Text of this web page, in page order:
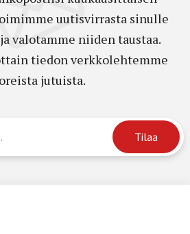
uutisvirrasta sinulle
valotamme niiden taustaa.
tiedon verkkolehtemme
jutuista.